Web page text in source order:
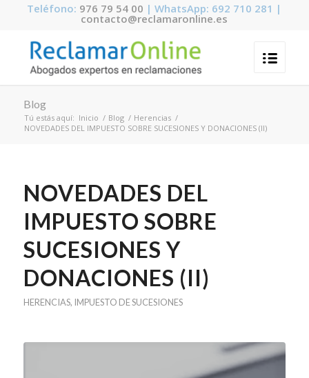
Teléfono: 976 79 54 00 | WhatsApp: 692 710 281 |
contacto@reclamaronline.es
Blog
Tú estás aquí: Inicio / Blog / Herencias /
NOVEDADES DEL IMPUESTO SOBRE SUCESIONES Y DONACIONES (II)
NOVEDADES DEL
IMPUESTO SOBRE
SUCESIONES Y
DONACIONES (II)
HERENCIAS, IMPUESTO DE SUCESIONES